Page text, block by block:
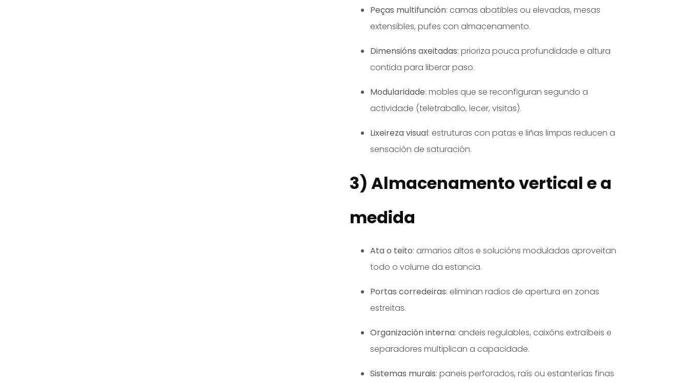
Peças multifunción: camas abatibles ou elevadas, mesas
extensibles, pufes con almacenamento.
Dimensións axeitadas: prioriza pouca profundidade e altura
contida para liberar paso.
Modularidade: mobles que se reconfiguran segundo a
actividade (teletraballo, lecer, visitas).
Lixeireza visual: estruturas con patas e liñas limpas reducen a
sensación de saturación.
3) Almacenamento vertical e a
medida
Ata o teito: armarios altos e solucións moduladas aproveitan
todo o volume da estancia.
Portas corredeiras: eliminan radios de apertura en zonas
estreitas.
Organización interna: andeis regulables, caixóns extraíbeis e
separadores multiplican a capacidade.
Sistemas murais: paneis perforados, raís ou estanterías finas